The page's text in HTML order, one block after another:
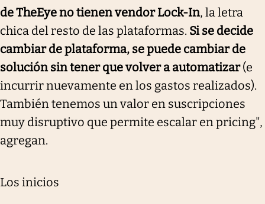
de TheEye no tienen vendor Lock-In, la letra
chica del resto de las plataformas. Si se decide
cambiar de plataforma, se puede cambiar de
solución sin tener que volver a automatizar(e
incurrir nuevamente en los gastos realizados).
También tenemos un valor en suscripciones
muy disruptivo que permite escalar en pricing",
agregan.
Los inicios